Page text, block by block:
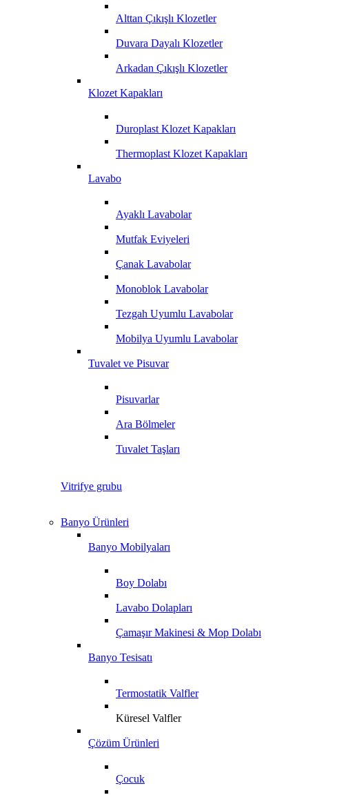
Alttan Çıkışlı Klozetler
Duvara Dayalı Klozetler
Arkadan Çıkışlı Klozetler
Klozet Kapakları
Duroplast Klozet Kapakları
Thermoplast Klozet Kapakları
Lavabo
Ayaklı Lavabolar
Mutfak Eviyeleri
Çanak Lavabolar
Monoblok Lavabolar
Tezgah Uyumlu Lavabolar
Mobilya Uyumlu Lavabolar
Tuvalet ve Pisuvar
Pisuvarlar
Ara Bölmeler
Tuvalet Taşları
Vitrifye grubu
Banyo Ürünleri
Banyo Mobilyaları
Boy Dolabı
Lavabo Dolapları
Çamaşır Makinesi & Mop Dolabı
Banyo Tesisatı
Termostatik Valfler
Küresel Valfler
Çözüm Ürünleri
Çocuk